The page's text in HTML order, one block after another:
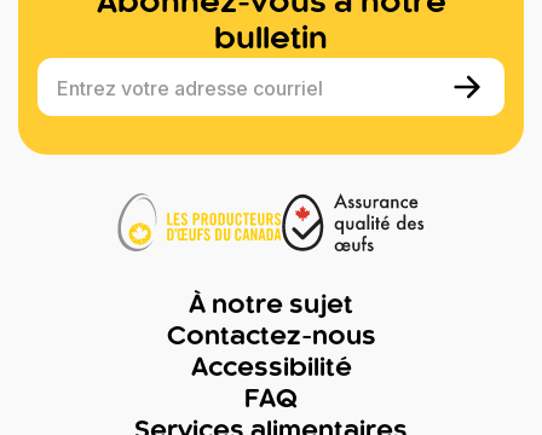
bulletin
Entrez votre adresse courriel
À notre sujet
Contactez-nous
Accessibilité
FAQ